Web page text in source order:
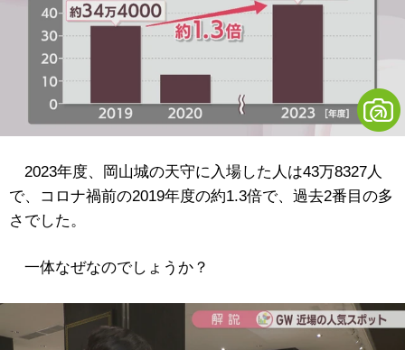
2023年度、岡山城の天守に入場した人は43万8327人
で、コロナ禍前の2019年度の約1.3倍で、過去2番目の多
さでした。
一体なぜなのでしょうか？